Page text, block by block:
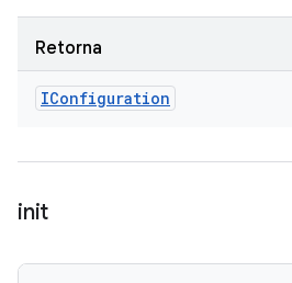
Retorna
IConfiguration
init